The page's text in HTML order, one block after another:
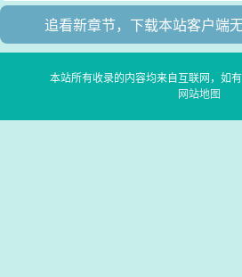
追看新章节，下载本站客户端
本站所有收录的内容均来自互联网，如
网站地图